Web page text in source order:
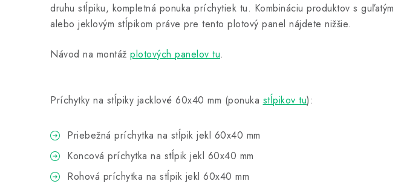
druhu stĺpiku, kompletná ponuka príchytiek tu. Kombináciu produktov s guľatým
alebo jeklovým stĺpikom práve pre tento plotový panel nájdete nižšie.
Návod na montáž plotových panelov tu.
Príchytky na stĺpiky jacklové 60x40 mm (ponuka stĺpikov tu):
Priebežná príchytka na stĺpik jekl 60x40 mm
Koncová príchytka na stĺpik jekl 60x40 mm
Rohová príchytka na stĺpik jekl 60x40 mm